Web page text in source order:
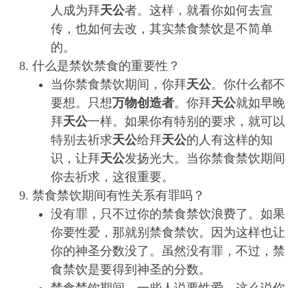
人成为拜天公者。这样，就看你如何去宣
传，也如何去改，其实禁食禁饮是不简单
的。
什么是禁饮禁食的重要性？
当你禁食禁饮期间，你拜天公。你什么都不
要想。只想万物创造者。你拜天公就如早晚
拜天公一样。如果你有特别的要求，就可以
特别去祈求天公给拜天公的人有这样的知
识，让拜天公发扬光大。当你禁食禁饮期间
你去祈求，这很重要。
禁食禁饮期间有性关系有罪吗？
没有罪，只不过你的禁食禁饮浪费了。如果
你要性爱，那就别禁食禁饮。因为这样也让
你的神圣分数没了。虽然没有罪，不过，禁
食禁饮是要得到神圣的分数。